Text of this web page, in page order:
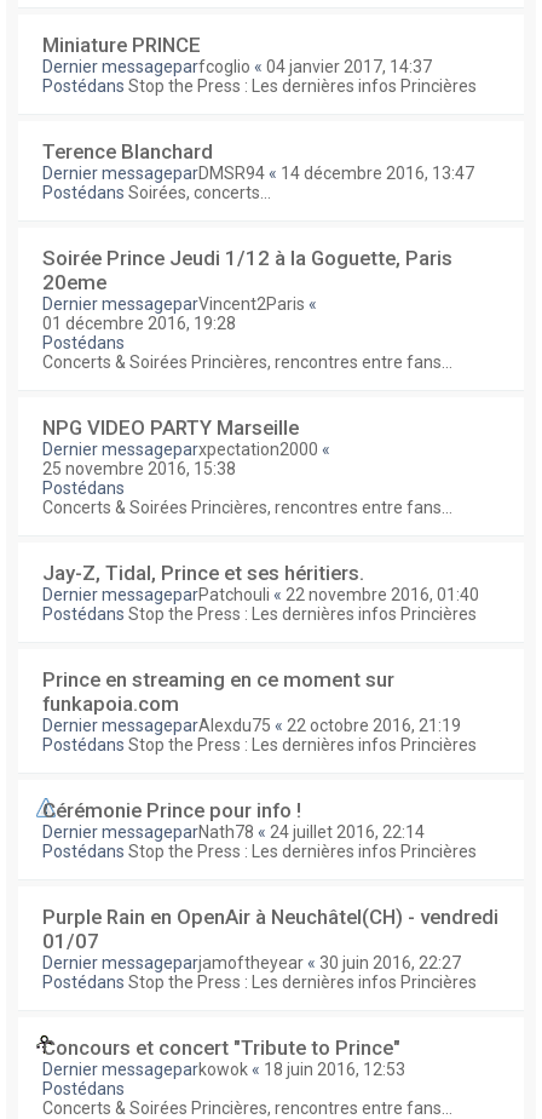
Miniature PRINCE
Dernier messageparfcoglio « 04 janvier 2017, 14:37
Postédans Stop the Press : Les dernières infos Princières
Terence Blanchard
Dernier messageparDMSR94 « 14 décembre 2016, 13:47
Postédans Soirées, concerts...
Soirée Prince Jeudi 1/12 à la Goguette, Paris
20eme
Dernier messageparVincent2Paris «
01 décembre 2016, 19:28
Postédans
Concerts & Soirées Princières, rencontres entre fans...
NPG VIDEO PARTY Marseille
Dernier messageparxpectation2000 «
25 novembre 2016, 15:38
Postédans
Concerts & Soirées Princières, rencontres entre fans...
Jay-Z, Tidal, Prince et ses héritiers.
Dernier messageparPatchouli « 22 novembre 2016, 01:40
Postédans Stop the Press : Les dernières infos Princières
Prince en streaming en ce moment sur
funkapoia.com
Dernier messageparAlexdu75 « 22 octobre 2016, 21:19
Postédans Stop the Press : Les dernières infos Princières
Cérémonie Prince pour info !
Dernier messageparNath78 « 24 juillet 2016, 22:14
Postédans Stop the Press : Les dernières infos Princières
Purple Rain en OpenAir à Neuchâtel(CH) - vendredi
01/07
Dernier messageparjamoftheyear « 30 juin 2016, 22:27
Postédans Stop the Press : Les dernières infos Princières
Concours et concert "Tribute to Prince"
Dernier messageparkowok « 18 juin 2016, 12:53
Postédans
Concerts & Soirées Princières, rencontres entre fans...